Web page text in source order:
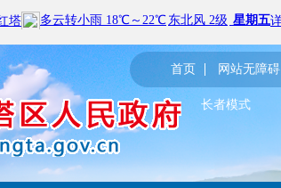
首页 网站无障碍
长者模式